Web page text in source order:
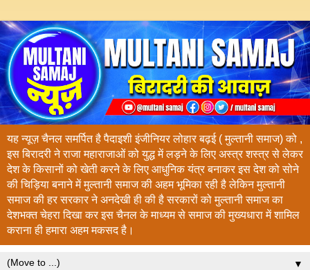
यह न्यूज़ चैनल समर्पित है पैदाइशी इंजीनियर लोहार बढ़ई ( मुल्तानी समाज) को ,
इस बिरादरी ने राजा महाराजाओं को युद्ध में लड़ने के लिए अस्त्र शस्त्र से लेकर
देश के किसानों को खेती करने के लिए आधुनिक यंत्र बनाकर इस देश को सोने
की चिड़िया बनाने में मुल्तानी समाज की अहम भूमिका रही है लेकिन मुल्तानी
समाज की हर सरकार ने अनदेखी ही की है सरकारों को मुल्तानी समाज का
देशभक्त चेहरा दिखा कर इस चैनल के माध्यम से समाज की मुख्यधारा में शामिल
कराना ही हमारा अहम मकसद है।
▼